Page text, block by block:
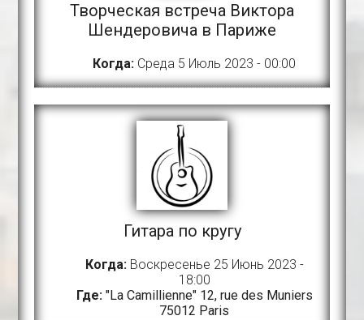
Творческая встреча Виктора
Шендеровича в Париже
Когда: Среда 5 Июль 2023 - 00:00
Гитара по кругу
Когда:Воскресенье 25 Июнь 2023 -
18:00
Где: "La Camillienne" 12, rue des Muniers
75012 Paris